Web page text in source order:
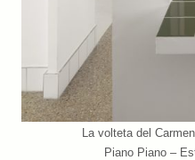
La volteta del
Piano Piano –